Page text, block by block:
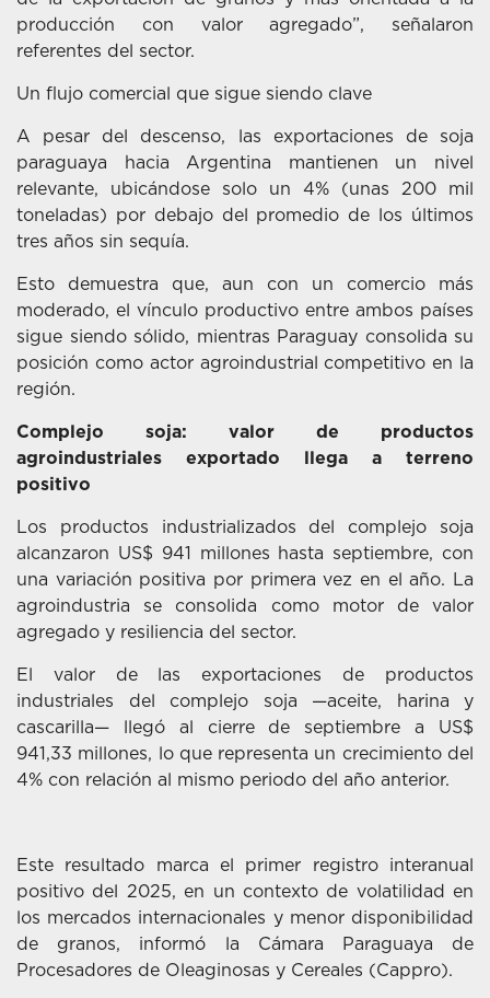
producción con valor agregado”, señalaron
referentes del sector.
Un flujo comercial que sigue siendo clave
A pesar del descenso, las exportaciones de soja
paraguaya hacia Argentina mantienen un nivel
relevante, ubicándose solo un 4% (unas 200 mil
toneladas) por debajo del promedio de los últimos
tres años sin sequía.
Esto demuestra que, aun con un comercio más
moderado, el vínculo productivo entre ambos países
sigue siendo sólido, mientras Paraguay consolida su
posición como actor agroindustrial competitivo en la
región.
Complejo soja: valor de productos
agroindustriales exportado llega a terreno
positivo
Los productos industrializados del complejo soja
alcanzaron US$ 941 millones hasta septiembre, con
una variación positiva por primera vez en el año. La
agroindustria se consolida como motor de valor
agregado y resiliencia del sector.
El valor de las exportaciones de productos
industriales del complejo soja —aceite, harina y
cascarilla— llegó al cierre de septiembre a US$
941,33 millones, lo que representa un crecimiento del
4% con relación al mismo periodo del año anterior.
Este resultado marca el primer registro interanual
positivo del 2025, en un contexto de volatilidad en
los mercados internacionales y menor disponibilidad
de granos, informó la Cámara Paraguaya de
Procesadores de Oleaginosas y Cereales (Cappro).